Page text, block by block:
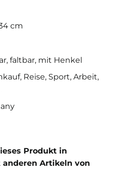
cm
faltbar, mit Henkel
Reise, Sport, Arbeit,
Produkt in
Artikeln von